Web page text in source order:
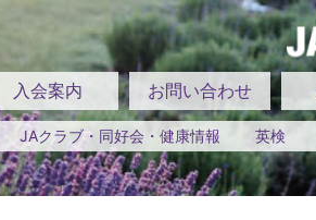
入会案内 お問い合わせ
JAクラブ・同好会・健康情報 英検